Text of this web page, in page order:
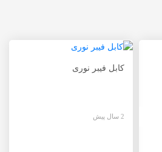
کابل فیبر نوری